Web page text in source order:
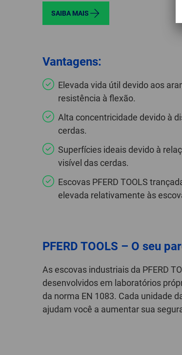
SAIBA MAIS
Vantagens:
Elevada vida útil devido aos
resistência à flexão.
Alta concentricidade devido à
cerdas.
Superfícies ideais devido à
visível das cerdas.
Escovas PFERD TOOLS
elevada relativamente às
PFERD TOOLS – O seu
As escovas industriais da PFERD
desenvolvidos em laboratórios
da norma EN 1083. Cada unidade
ajudam você a aumentar sua